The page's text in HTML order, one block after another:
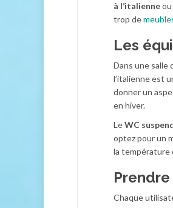
à l’italienne
trop de
Les
Dans une salle
l’italienne est
donner un
en hiver.
LeWC
optez pour un
la température
Chaque